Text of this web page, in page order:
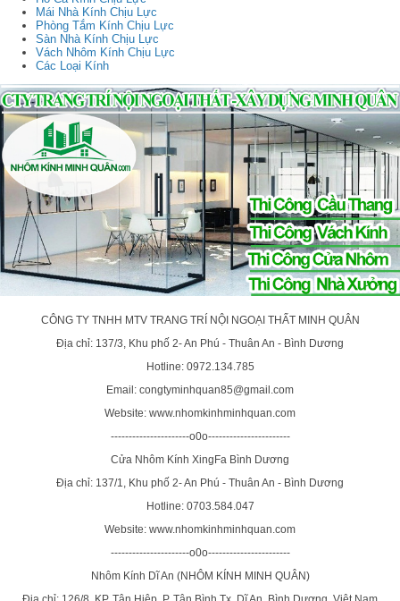
Mái Nhà Kính Chịu Lực
Phòng Tắm Kính Chịu Lực
Sàn Nhà Kính Chịu Lực
Vách Nhôm Kính Chịu Lực
Các Loại Kính
CÔNG TY TNHH MTV TRANG TRÍ NỘI NGOẠI THẤT MINH QUÂN
Địa chỉ: 137/3, Khu phố 2- An Phú - Thuân An - Bình Dương
Hotline: 0972.134.785
Email: congtyminhquan85@gmail.com
Website: www.nhomkinhminhquan.com
----------------------o0o-----------------------
Cửa Nhôm Kính XingFa Bình Dương
Địa chỉ: 137/1, Khu phố 2- An Phú - Thuân An - Bình Dương
Hotline: 0703.584.047
Website: www.nhomkinhminhquan.com
----------------------o0o-----------------------
Nhôm Kính Dĩ An (NHÔM KÍNH MINH QUÂN)